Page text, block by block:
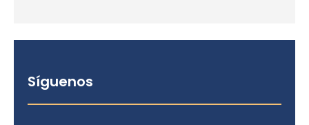
Síguenos